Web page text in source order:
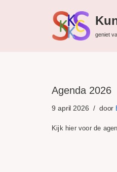
geniet
Agenda 2026
9 april 2026 door
Kijk hier voor de